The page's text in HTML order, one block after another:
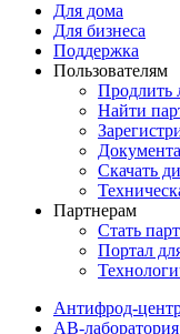
Для дома
Для бизнеса
Поддержка
Пользователям
Продлить
Найти
Скачать
Партнерам
Стать
Портал
Антифрод-
АВ-лаборатория